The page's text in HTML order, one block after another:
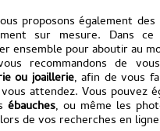
proposons également
sur mesure. Dans
ensemble pour aboutir au
recommandons de
ou joaillerie, afin de vous
attendez. Vous pouvez
ébauches, ou même les
de vos recherches en